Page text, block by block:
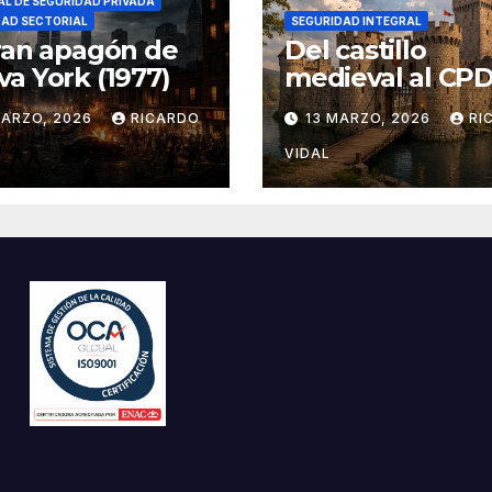
SECTORIAL
apagón de
York (1977)
2026 RICARDO
SEGURIDAD INTEGRAL
Del castillo
medieval al
seguridad por
13 MARZO, 2026
VIDAL